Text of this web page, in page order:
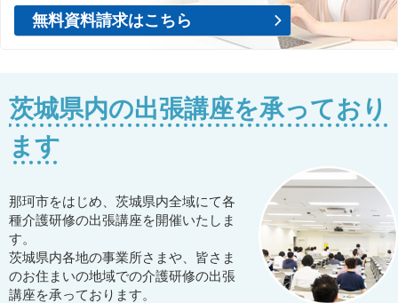
無料資料請求はこちら
茨城県内の出張講座を承っており
ます
那珂市をはじめ、茨城県内全域にて各
種介護研修の出張講座を開催いたしま
す。
茨城県内各地の事業所さまや、皆さま
のお住まいの地域での介護研修の出張
講座を承っております。